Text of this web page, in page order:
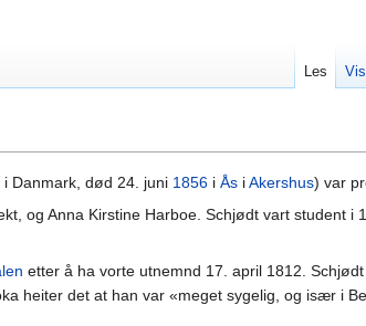
i Danmark, død 24. juni 1856 i Ås iAkershus) var
og Anna Kirstine Harboe. Schjødt vart student
etter å ha vorte utnemnd 17. april 1812.
heiter det at han var «meget sygelig, og især i
Les